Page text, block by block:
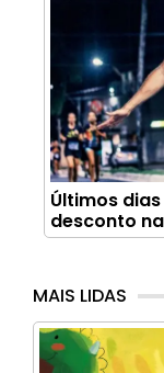
Últimos
desconto
MAIS LIDAS